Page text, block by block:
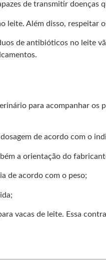
de transmitir doenças
leite. Além disso,
de antibióticos no leite
para acompanhar os
de acordo com o
a orientação do
de acordo com o peso;
vacas de leite. Essa